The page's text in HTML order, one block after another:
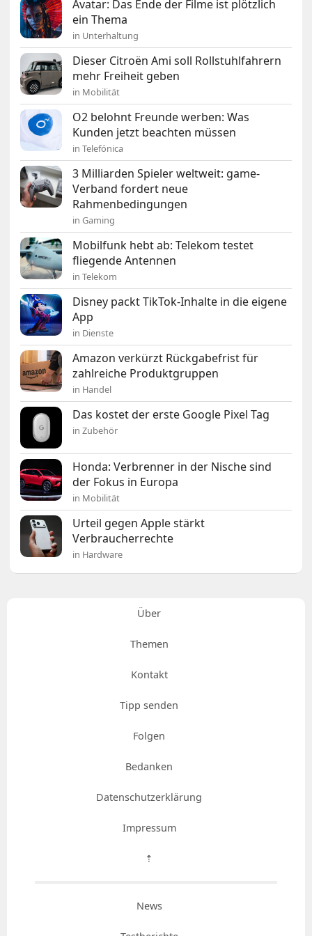
Avatar: Das Ende der Filme ist plötzlich
ein Thema
in Unterhaltung
Dieser Citroën Ami soll Rollstuhlfahrern
mehr Freiheit geben
in Mobilität
O2 belohnt Freunde werben: Was
Kunden jetzt beachten müssen
in Telefónica
3 Milliarden Spieler weltweit: game-
Verband fordert neue
Rahmenbedingungen
in Gaming
Mobilfunk hebt ab: Telekom testet
fliegende Antennen
in Telekom
Disney packt TikTok-Inhalte in die eigene
App
in Dienste
Amazon verkürzt Rückgabefrist für
zahlreiche Produktgruppen
in Handel
Das kostet der erste Google Pixel Tag
in Zubehör
Honda: Verbrenner in der Nische sind
der Fokus in Europa
in Mobilität
Urteil gegen Apple stärkt
Verbraucherrechte
in Hardware
Über
Themen
Kontakt
Tipp senden
Folgen
Bedanken
Datenschutzerklärung
Impressum
⇡
News